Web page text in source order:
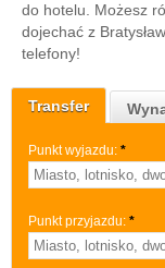
Transfer
Punkt wyjazdu: *
Punkt przyjazdu: *
do hotelu. Możesz
dojechać z
telefony!